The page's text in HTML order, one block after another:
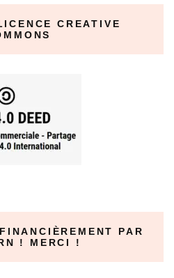
CREATIVE
PAR
! MERCI !